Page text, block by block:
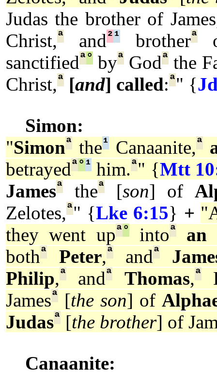
Judas the brother of
Christ,ª and²¹ brotherª
sanctifiedª° byª Godª the
Christ,ª [and] called:ª" {
Simon:
"Simonª the¹ Canaanite,ª
betrayedª° ¹ him.ª" {Mtt
Jamesª theª [son] of
Zelotes,ª" {Lke 6:15} +
they went upª°intoª an
bothª Peter,ª andª
Philip,ª andª Thomas,ª
Jamesª [the son] of
Judasª [the brother] of
Canaanite: